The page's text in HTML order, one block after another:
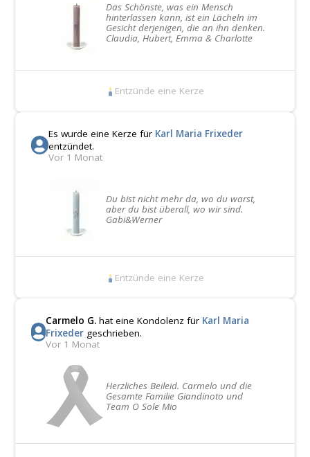
Das Schönste, was ein Mensch
hinterlassen kann, ist ein Lächeln im
Gesicht derjenigen, die an ihn denken.
Claudia, Hubert, Emma & Charlotte
Entzünde eine Kerze
Es wurde eine Kerze für Karl Maria Frixeder
entzündet.
Vor 1 Monat
Du bist nicht mehr da, wo du warst,
aber du bist überall, wo wir sind.
Gabi&Werner
Entzünde eine Kerze
Carmelo G.hat eine Kondolenz für Karl Maria
Frixedergeschrieben.
Vor 1 Monat
Herzliches Beileid. Carmelo und die
Gesamte Familie Giandinoto und
Team O Sole Mio